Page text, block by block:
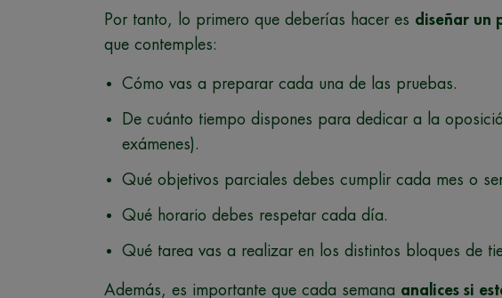
Por tanto, lo primero que deberías hacer es diseñar un
que contemples:
Cómo vas a preparar cada una de las pruebas.
De cuánto tiempo dispones para dedicar a la
exámenes).
Qué objetivos parciales debes cumplir cada mes o
Qué horario debes respetar cada día.
Qué tarea vas a realizar en los distintos bloques de
Además, es importante que cada semana analices si